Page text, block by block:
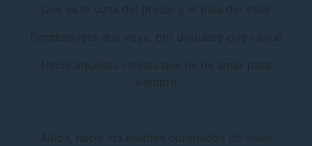
Que es la cuna del precio y el país del valor
Dondequiera que vaya, por doquiera que vague
Hacia aquellas colinas que he de amar para
siempre
Adiós, hacia los montes coronados de nieve